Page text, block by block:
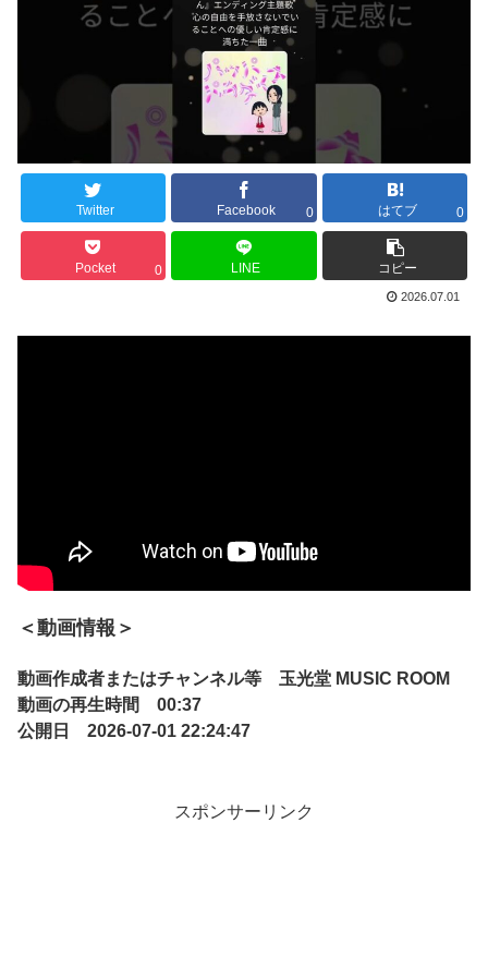
Twitter Facebook 0 はてブ 0
Pocket 0 LINE コピー
2026.07.01
＜動画情報＞
動画作成者またはチャンネル等 玉光堂 MUSIC ROOM
動画の再生時間 00:37
公開日 2026-07-01 22:24:47
スポンサーリンク